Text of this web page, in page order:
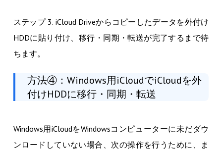
ステップ 3. iCloud Driveからコピーしたデータを外付け
HDDに貼り付け、移行・同期・転送が完了するまで待
ちます。
方法④：Windows用iCloudでiCloudを外
付けHDDに移行・同期・転送
Windows用iCloudをWindowsコンピューターに未だダウ
ンロードしていない場合、次の操作を行うために、ま